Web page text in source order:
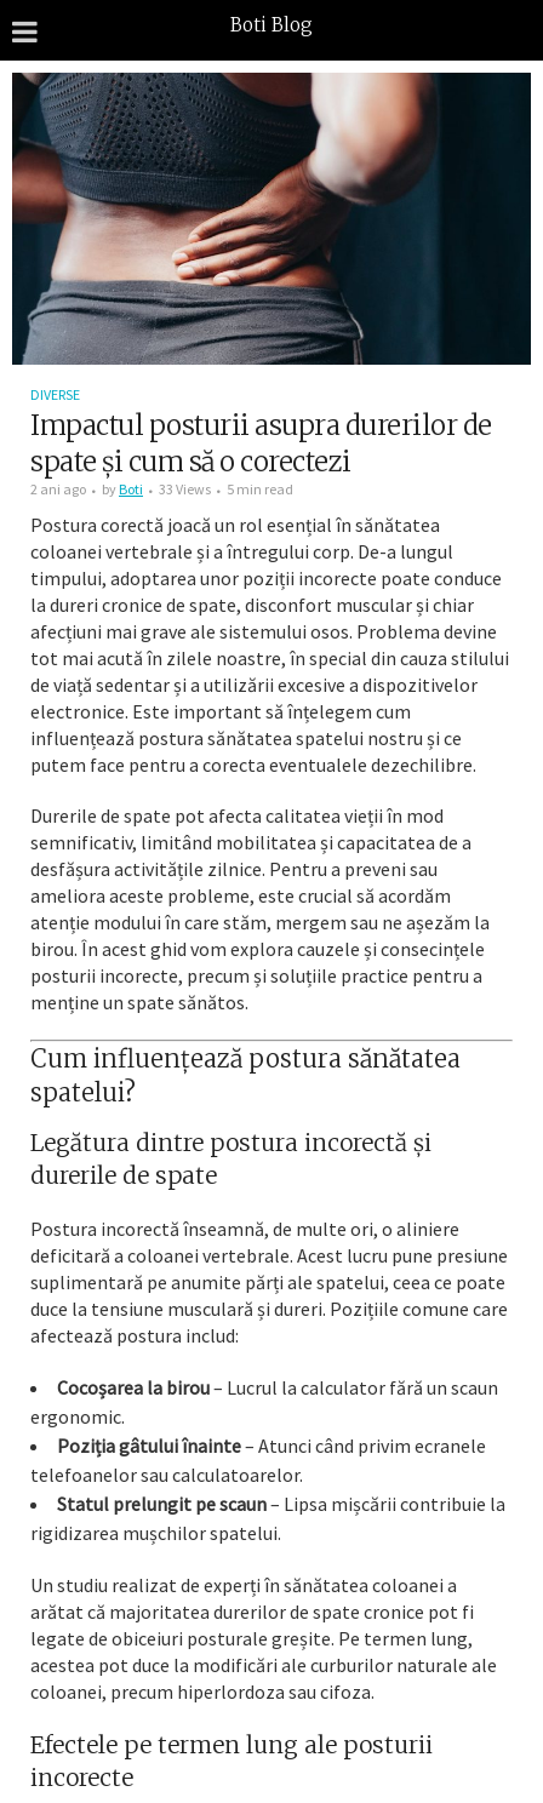
Boti Blog
DIVERSE
Impactul posturii asupra durerilor de
spate și cum să o corectezi
2 ani ago byBoti 33 Views 5 min read
Postura corectă joacă un rol esențial în sănătatea
coloanei vertebrale și a întregului corp. De-a lungul
timpului, adoptarea unor poziții incorecte poate conduce
la dureri cronice de spate, disconfort muscular și chiar
afecțiuni mai grave ale sistemului osos. Problema devine
tot mai acută în zilele noastre, în special din cauza stilului
de viață sedentar și a utilizării excesive a dispozitivelor
electronice. Este important să înțelegem cum
influențează postura sănătatea spatelui nostru și ce
putem face pentru a corecta eventualele dezechilibre.
Durerile de spate pot afecta calitatea vieții în mod
semnificativ, limitând mobilitatea și capacitatea de a
desfășura activitățile zilnice. Pentru a preveni sau
ameliora aceste probleme, este crucial să acordăm
atenție modului în care stăm, mergem sau ne așezăm la
birou. În acest ghid vom explora cauzele și consecințele
posturii incorecte, precum și soluțiile practice pentru a
menține un spate sănătos.
Cum influențează postura sănătatea
spatelui?
Legătura dintre postura incorectă și
durerile de spate
Postura incorectă înseamnă, de multe ori, o aliniere
deficitară a coloanei vertebrale. Acest lucru pune presiune
suplimentară pe anumite părți ale spatelui, ceea ce poate
duce la tensiune musculară și dureri. Pozițiile comune care
afectează postura includ:
Cocoșarea la birou– Lucrul la calculator fără un scaun
ergonomic.
Poziția gâtului înainte– Atunci când privim ecranele
telefoanelor sau calculatoarelor.
Statul prelungit pe scaun– Lipsa mișcării contribuie la
rigidizarea mușchilor spatelui.
Un studiu realizat de experți în sănătatea coloanei a
arătat că majoritatea durerilor de spate cronice pot fi
legate de obiceiuri posturale greșite. Pe termen lung,
acestea pot duce la modificări ale curburilor naturale ale
coloanei, precum hiperlordoza sau cifoza.
Efectele pe termen lung ale posturii
incorecte